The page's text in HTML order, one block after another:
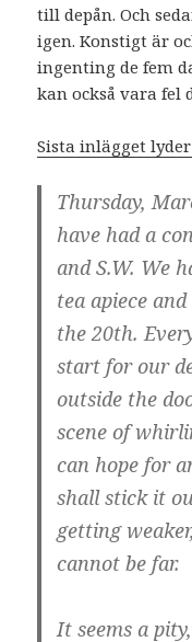
till depån. Och
igen. Konstigt är
ingenting de fem
kan också vara fel
Sista inlägget
Thursday,
have had a
and S.W. We
tea apiece
the 20th.
start for our
outside the
scene of
can hope for
shall stick it
getting
cannot be far.
It seems a